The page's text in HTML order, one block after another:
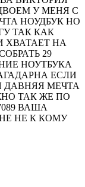
У МЕНЯ С
НОУДБУК НО
ТАК КАК
ХВАТАЕТ НА
29
НОУТБУКА
ЕСЛИ
ДАВНЯЯ МЕЧТА
ТАК ЖЕ ПО
ВАША
НЕ К КОМУ